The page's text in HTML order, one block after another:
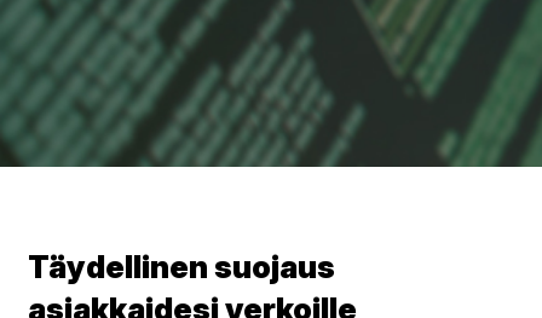
Täydellinen suojaus
asiakkaidesi verkoille